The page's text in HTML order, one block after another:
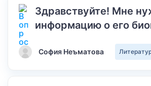
Здравствуйте! Мне
информацию о его
София Неъматова